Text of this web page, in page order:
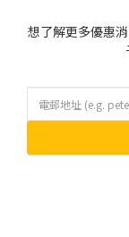
想了解更多優惠